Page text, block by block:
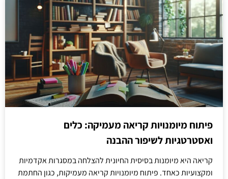
פיתוח מיומנויות קריאה מעמיקה: כלים
ואסטרטגיות לשיפור ההבנה
קריאה היא מיומנות בסיסית החיונית להצלחה במסגרות אקדמיות
ומקצועיות כאחד. פיתוח מיומנויות קריאה מעמיקות, כגון החתמת